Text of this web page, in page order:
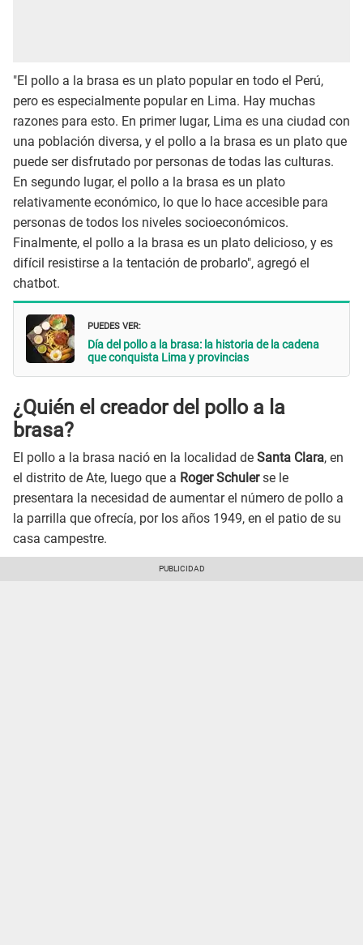
"El pollo a la brasa es un plato popular en todo el Perú,
pero es especialmente popular en Lima. Hay muchas
razones para esto. En primer lugar, Lima es una ciudad con
una población diversa, y el pollo a la brasa es un plato que
puede ser disfrutado por personas de todas las culturas.
En segundo lugar, el pollo a la brasa es un plato
relativamente económico, lo que lo hace accesible para
personas de todos los niveles socioeconómicos.
Finalmente, el pollo a la brasa es un plato delicioso, y es
difícil resistirse a la tentación de probarlo", agregó el
chatbot.
PUEDES VER:
Día del pollo a la brasa: la historia de la cadena
que conquista Lima y provincias
¿Quién el creador del pollo a la
brasa?
El pollo a la brasa nació en la localidad de Santa Clara, en
el distrito de Ate, luego que a Roger Schulerse le
presentara la necesidad de aumentar el número de pollo a
la parrilla que ofrecía, por los años 1949, en el patio de su
casa campestre.